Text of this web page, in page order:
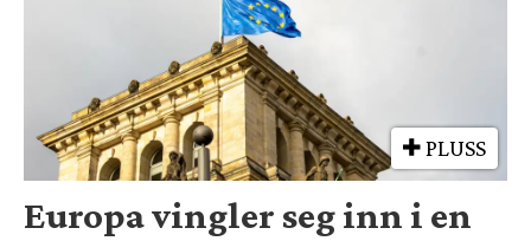
PLUSS
Europa vingler seg inn i en